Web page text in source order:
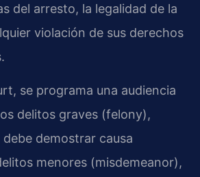
del arresto, la legalidad de la
violación de sus derechos
se programa una audiencia
delitos graves (felony),
demostrar causa
menores (misdemeanor),